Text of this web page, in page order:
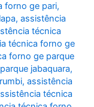
forno ge pari,
,assistência
técnica
técnica forno ge
forno ge parque
jabaquara,
,assistência
técnica